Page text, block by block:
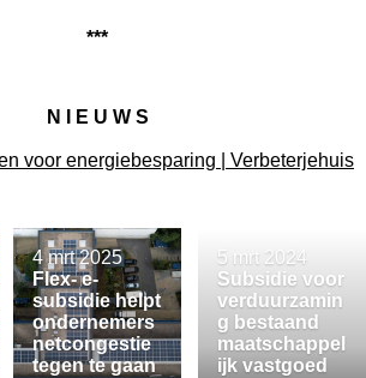
***
N I E U W S
voor energiebesparing | Verbeterjehuis
Flex- e-
subsidie helpt
ondernemers
netcongestie
tegen te gaan
4 mrt 2025
Subsidie voor
verduurzamin
g bestaand
maatschappel
ijk vastgoed
5 mrt 2024